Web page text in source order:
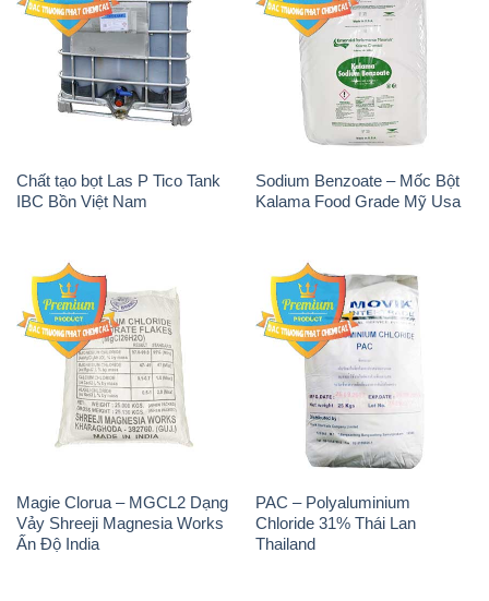
Chất tạo bọt Las P Tico Tank
IBC Bồn Việt Nam
Sodium Benzoate – Mốc Bột
Kalama Food Grade Mỹ Usa
Magie Clorua – MGCL2 Dạng
Vảy Shreeji Magnesia Works
Ấn Độ India
PAC – Polyaluminium
Chloride 31% Thái Lan
Thailand